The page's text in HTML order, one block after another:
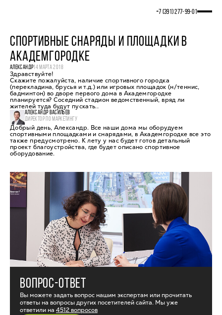
+7 (391) 277‒99‒01
СПОРТИВНЫЕ СНАРЯДЫ И ПЛОЩАДКИ В
АКАДЕМГОРОДКЕ
АЛЕКСАНДР14 МАРТА 2018
Здравствуйте!
Скажите пожалуйста, наличие спортивного городка
(перекладина, брусья и т.д.) или игровых площадок (н/теннис,
бадминтон) во дворе первого дома в Академгородке
планируется? Соседний стадион ведомственный, вряд ли
жителей туда будут пускать..
АЛЕКСАНДР ВАСИЛЬЕВ
ДИРЕКТОР ПО МАРКЕТИНГУ
Добрый день, Александр. Все наши дома мы оборудуем
спортивными площадками и снарядами, в Академгородке все это
также предусмотрено. К лету у нас будет готов детальный
проект благоустройства, где будет описано спортивное
оборудование.
ВОПРОС-ОТВЕТ
Вы можете задать вопрос нашим экспертам или прочитать
ответы на вопросы других посетителей сайта. Мы уже
ответили на 4512 вопросов